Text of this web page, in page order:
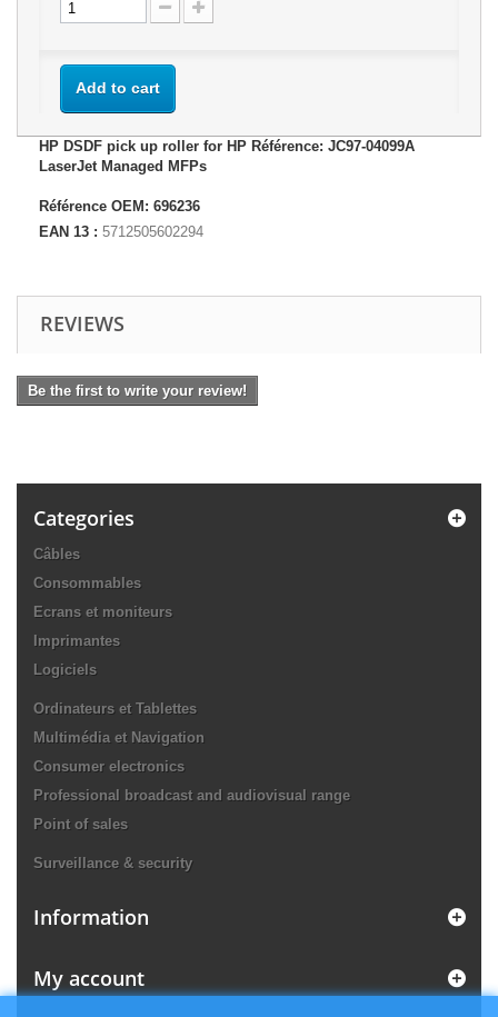
Add to cart
HP DSDF pick up roller for HP Référence: JC97-04099A
LaserJet Managed MFPs
Référence OEM: 696236
EAN 13 : 5712505602294
REVIEWS
Be the first to write your review!
Categories
Câbles
Consommables
Ecrans et moniteurs
Imprimantes
Logiciels
Ordinateurs et Tablettes
Multimédia et Navigation
Consumer electronics
Professional broadcast and audiovisual range
Point of sales
Surveillance & security
Information
My account